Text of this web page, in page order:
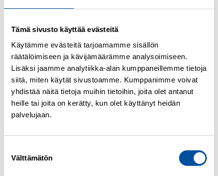
Tämä sivusto käyttää evästeitä
Käytämme evästeitä tarjoamamme sisällön
räätälöimiseen ja kävijämäärämme analysoimiseen.
Lisäksi jaamme analytiikka-alan kumppaneillemme tietoja
siitä, miten käytät sivustoamme. Kumppanimme voivat
yhdistää näitä tietoja muihin tietoihin, joita olet antanut
heille tai joita on kerätty, kun olet käyttänyt heidän
palvelujaan.
valinta
Välttämätön
Osa-aikatyö voi käytännössä pidentää aikaa,
jolta saat ansiosidonnaista. Jos saat
soviteltavaa päivärahaa, enimmäisaika
tavallisesti kuluu hitaammin.
Voinko saada ansiosidonnaista
joskus uudelleen?
Voit, jos käyt välillä töissä ja täytät uuden
työssäoloehdon. Käytännössä tämä tarkoittaa
sitä, että palkkatyötä pitää kertyä riittävästi
ennen uutta työttömyysjaksoa.